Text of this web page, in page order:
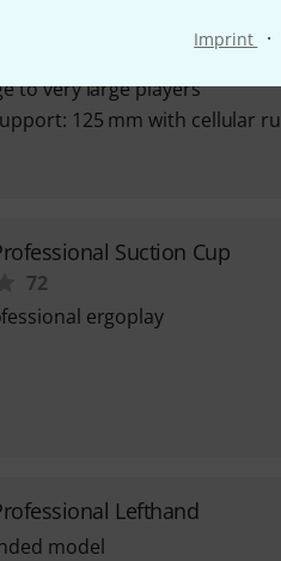
Imprint ·
to very large players
125 mm with cellular
Suction Cup
72
ergoplay
Lefthand
model